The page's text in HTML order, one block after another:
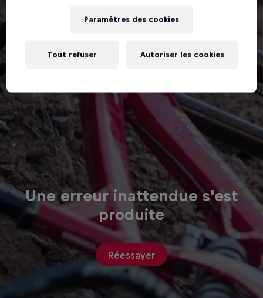
Une erreur inattendue s'est
produite
Réessayer
Paramètres des cookies
Tout refuser Autoriser les cookies